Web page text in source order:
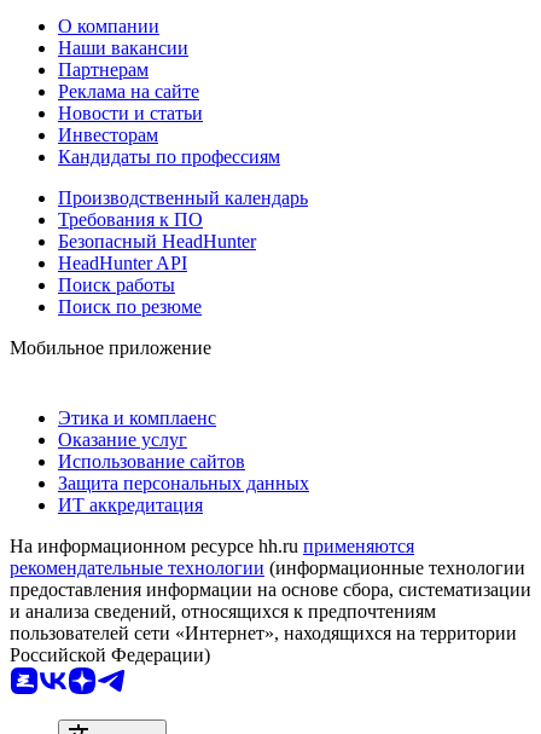
О компании
Наши вакансии
Партнерам
Реклама на сайте
Новости и статьи
Инвесторам
Кандидаты по профессиям
Производственный календарь
Требования к ПО
Безопасный HeadHunter
HeadHunter API
Поиск работы
Поиск по резюме
Мобильное приложение
Этика и комплаенс
Оказание услуг
Использование сайтов
Защита персональных данных
ИТ аккредитация
На информационном ресурсе hh.ru применяются
рекомендательные технологии (информационные технологии
предоставления информации на основе сбора, систематизации
и анализа сведений, относящихся к предпочтениям
пользователей сети «Интернет», находящихся на территории
Российской Федерации)